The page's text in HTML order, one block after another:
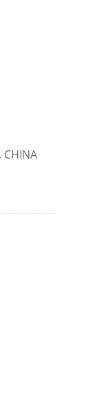
CHINA